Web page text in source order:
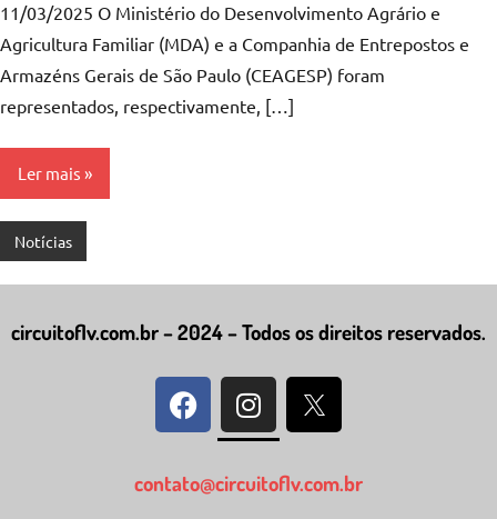
11/03/2025 O Ministério do Desenvolvimento Agrário e
Agricultura Familiar (MDA) e a Companhia de Entrepostos e
Armazéns Gerais de São Paulo (CEAGESP) foram
representados, respectivamente, […]
Ler mais
Notícias
circuitoflv.com.br – 2024 – Todos os direitos reservados.
contato@circuitoflv.com.br